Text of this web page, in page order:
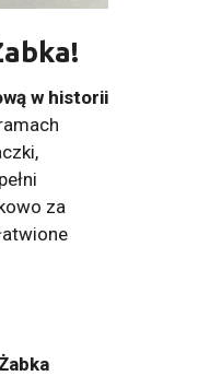
w historii
za